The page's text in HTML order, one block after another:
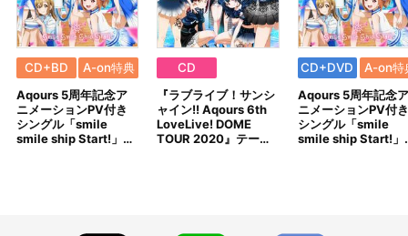
CD+BD
A-on特典
Aqours 5周年記念ア
ニメーションPV付き
シングル「smile
smile ship Start!」…
CD
『ラブライブ！サンシ
ャイン!! Aqours 6th
LoveLive! DOME
TOUR 2020』テー…
CD+DVD
A-on特
Aqours 5周年記念ア
ニメーションPV付き
シングル「smile
smile ship Start!」